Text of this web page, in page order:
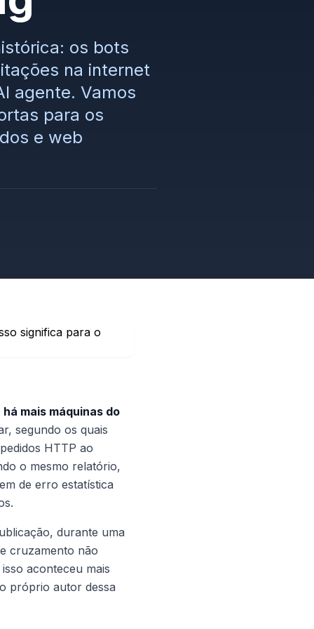
os bots
na internet
agente. Vamos
para os
e web
mais máquinas do
segundo os quais
HTTP ao
o mesmo relatório,
de erro estatística
durante uma
cruzamento não
aconteceu mais
próprio autor dessa